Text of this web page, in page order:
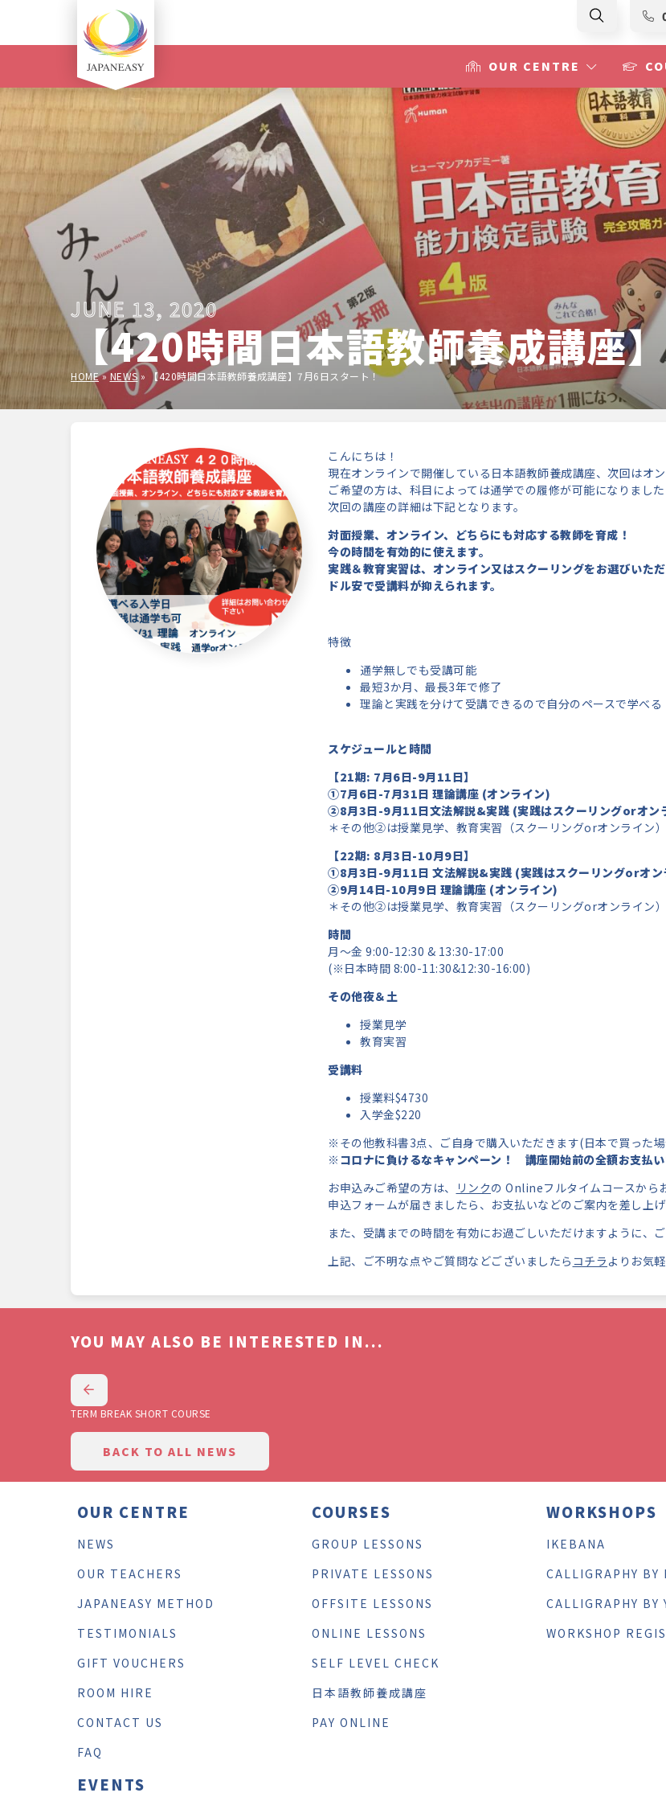
OUR CENTRE
JUNE 13, 2020
【420時間日本語教師養成講座
HOME»NEWS» 【420時間日本語教師養成講座】7月6日スタート！
こんにちは！
現在オンラインで開催している日本語教師養成講座、次回はオ
ご希望の方は、科目によっては通学での履修が可能になりました
次回の講座の詳細は下記となります。
対面授業、オンライン、どちらにも対応する教師を育成！
今の時間を有効的に使えます。
実践＆教育実習は、オンライン又はスクーリングをお選びいただ
ドル安で受講料が抑えられます。
特徴
通学無しでも受講可能
最短3か月、最長3年で修了
理論と実践を分けて受講できるので自分のペースで学べる
スケジュールと時間
【21期: 7月6日-9月11日】
①7月6日-7月31日 理論講座 (オンライン)
②8月3日-9月11日文法解説&実践 (実践はスクーリングorオン
＊その他②は授業見学、教育実習（スクーリングorオンライン）
【22期: 8月3日-10月9日】
①8月3日-9月11日 文法解説&実践 (実践はスクーリングorオン
②9月14日-10月9日 理論講座 (オンライン)
＊その他②は授業見学、教育実習（スクーリングorオンライン）
時間
月～金 9:00-12:30 & 13:30-17:00
(※日本時間 8:00-11:30&12:30-16:00)
その他夜＆土
授業見学
教育実習
受講料
授業料$4730
入学金$220
※その他教科書3点、ご自身で購入いただきます(日本で買った
※コロナに負けるなキャンペーン！ 講座開始前の全額お支払
お申込みご希望の方は、
リンクの Onlineフルタイムコースから
申込フォームが届きましたら、 お支払いなどのご案内を差し上げ
また、受講までの時間を有効にお過ごしいただけますように、
上記、 ご不明な点やご質問などございましたら コチラ よりお気
YOU MAY ALSO BE INTERESTED IN...
TERM BREAK SHORT COURSE
BACK TO ALL NEWS
OUR CENTRE
NEWS
OUR TEACHERS
JAPANEASY METHOD
TESTIMONIALS
GIFT VOUCHERS
ROOM HIRE
CONTACT US
FAQ
COURSES
GROUP LESSONS
PRIVATE LESSONS
OFFSITE LESSONS
ONLINE LESSONS
SELF LEVEL CHECK
日本語教師養成講座
PAY ONLINE
WORKSHOPS
IKEBANA
CALLIGRAPHY BY
CALLIGRAPHY BY
WORKSHOP
EVENTS